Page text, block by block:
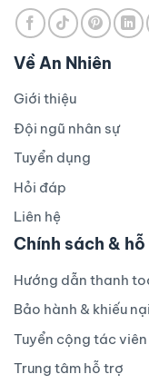
Về An Nhiên
Giới thiệu
Đội ngũ nhân sự
Tuyển dụng
Hỏi đáp
Liên hệ
Chính sách &
Hướng dẫn thanh
Bảo hành & khiếu nại
Tuyển cộng tác viên
Trung tâm hỗ trợ